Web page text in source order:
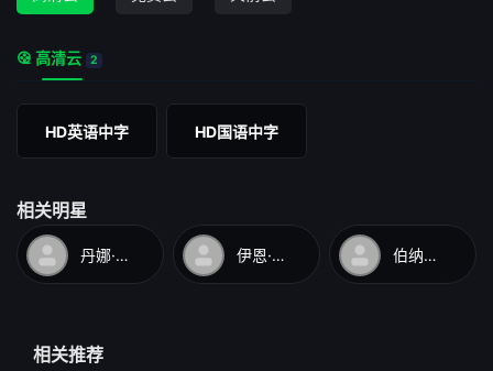
高清云 2
HD英语中字 HD国语中字
相关明星
丹娜·爱薇 伊恩·麦克迪阿梅德 伯纳德·威廉姆斯
相关推荐